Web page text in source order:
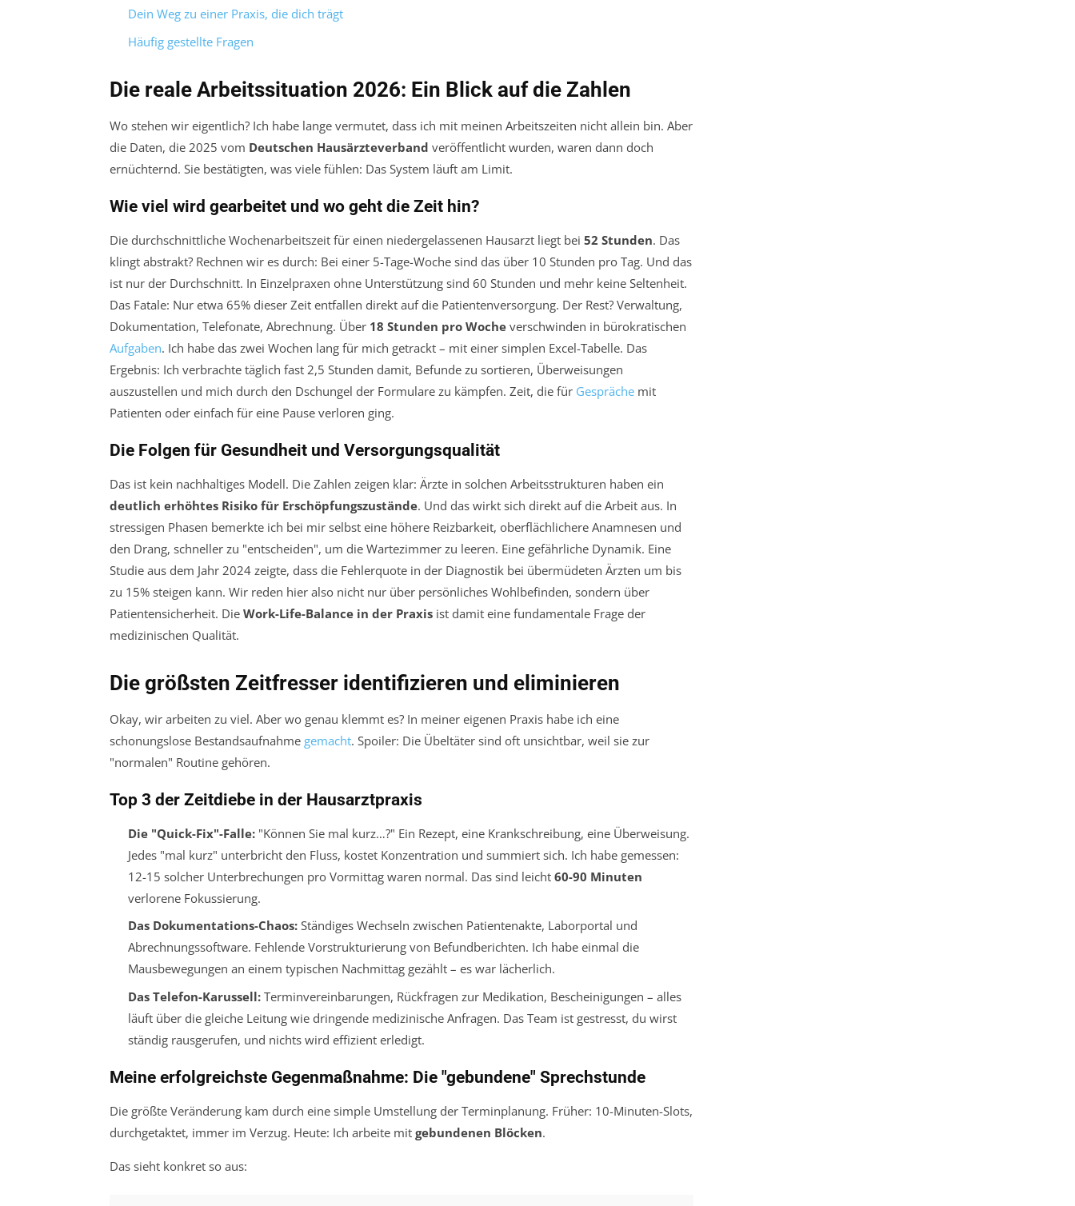
Dein Weg zu einer Praxis, die dich trägt
Häufig gestellte Fragen
Die reale Arbeitssituation 2026: Ein Blick auf die Zahlen
Wo stehen wir eigentlich? Ich habe lange vermutet, dass ich mit meinen Arbeitszeiten nicht allein bin. Aber
die Daten, die 2025 vom Deutschen Hausärzteverband veröffentlicht wurden, waren dann doch
ernüchternd. Sie bestätigten, was viele fühlen: Das System läuft am Limit.
Wie viel wird gearbeitet und wo geht die Zeit hin?
Die durchschnittliche Wochenarbeitszeit für einen niedergelassenen Hausarzt liegt bei 52 Stunden. Das
klingt abstrakt? Rechnen wir es durch: Bei einer 5-Tage-Woche sind das über 10 Stunden pro Tag. Und das
ist nur der Durchschnitt. In Einzelpraxen ohne Unterstützung sind 60 Stunden und mehr keine Seltenheit.
Das Fatale: Nur etwa 65% dieser Zeit entfallen direkt auf die Patientenversorgung. Der Rest? Verwaltung,
Dokumentation, Telefonate, Abrechnung. Über 18 Stunden pro Woche verschwinden in bürokratischen
Aufgaben. Ich habe das zwei Wochen lang für mich getrackt – mit einer simplen Excel-Tabelle. Das
Ergebnis: Ich verbrachte täglich fast 2,5 Stunden damit, Befunde zu sortieren, Überweisungen
auszustellen und mich durch den Dschungel der Formulare zu kämpfen. Zeit, die für Gespräche mit
Patienten oder einfach für eine Pause verloren ging.
Die Folgen für Gesundheit und Versorgungsqualität
Das ist kein nachhaltiges Modell. Die Zahlen zeigen klar: Ärzte in solchen Arbeitsstrukturen haben ein
deutlich erhöhtes Risiko für Erschöpfungszustände. Und das wirkt sich direkt auf die Arbeit aus. In
stressigen Phasen bemerkte ich bei mir selbst eine höhere Reizbarkeit, oberflächlichere Anamnesen und
den Drang, schneller zu "entscheiden", um die Wartezimmer zu leeren. Eine gefährliche Dynamik. Eine
Studie aus dem Jahr 2024 zeigte, dass die Fehlerquote in der Diagnostik bei übermüdeten Ärzten um bis
zu 15% steigen kann. Wir reden hier also nicht nur über persönliches Wohlbefinden, sondern über
Patientensicherheit. Die Work-Life-Balance in der Praxis ist damit eine fundamentale Frage der
medizinischen Qualität.
Die größsten Zeitfresser identifizieren und eliminieren
Okay, wir arbeiten zu viel. Aber wo genau klemmt es? In meiner eigenen Praxis habe ich eine
schonungslose Bestandsaufnahme gemacht. Spoiler: Die Übeltäter sind oft unsichtbar, weil sie zur
"normalen" Routine gehören.
Top 3 der Zeitdiebe in der Hausarztpraxis
Die "Quick-Fix"-Falle:"Können Sie mal kurz…?" Ein Rezept, eine Krankschreibung, eine Überweisung.
Jedes "mal kurz" unterbricht den Fluss, kostet Konzentration und summiert sich. Ich habe gemessen:
12-15 solcher Unterbrechungen pro Vormittag waren normal. Das sind leicht 60-90 Minuten
verlorene Fokussierung.
Das Dokumentations-Chaos:Ständiges Wechseln zwischen Patientenakte, Laborportal und
Abrechnungssoftware. Fehlende Vorstrukturierung von Befundberichten. Ich habe einmal die
Mausbewegungen an einem typischen Nachmittag gezählt – es war lächerlich.
Das Telefon-Karussell:Terminvereinbarungen, Rückfragen zur Medikation, Bescheinigungen – alles
läuft über die gleiche Leitung wie dringende medizinische Anfragen. Das Team ist gestresst, du wirst
ständig rausgerufen, und nichts wird effizient erledigt.
Meine erfolgreichste Gegenmaßnahme: Die "gebundene" Sprechstunde
Die größte Veränderung kam durch eine simple Umstellung der Terminplanung. Früher: 10-Minuten-Slots,
durchgetaktet, immer im Verzug. Heute: Ich arbeite mit gebundenen Blöcken.
Das sieht konkret so aus: